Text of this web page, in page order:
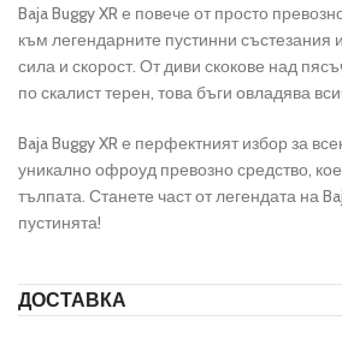
Baja Buggy XR е повече от просто
към легендарните пустинни състезания
сила и скорост. От диви скокове над
по скалист терен, това бъги овладява
Baja Buggy XR е перфектният избор за
уникално офроуд превозно средство,
тълпата. Станете част от легендата на
пустинята!
ДОСТАВКА